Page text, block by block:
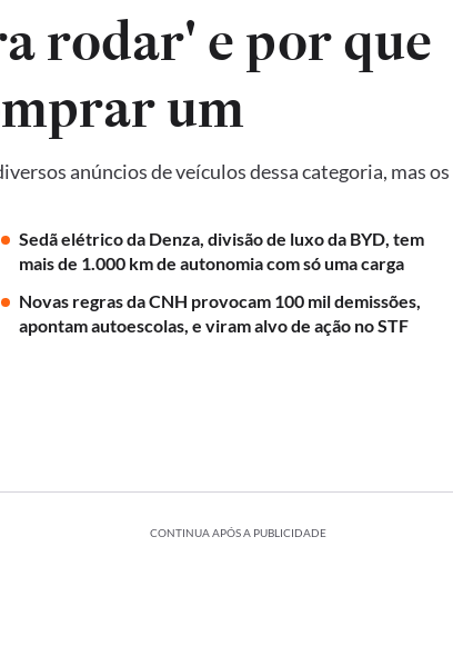
rodar' e por que
um
anúncios de veículos dessa categoria, mas os
Sedã elétrico da Denza, divisão de luxo da BYD, tem
mais de 1.000 km de autonomia com só uma carga
Novas regras da CNH provocam 100 mil demissões,
apontam autoescolas, e viram alvo de ação no STF
CONTINUA APÓS A PUBLICIDADE